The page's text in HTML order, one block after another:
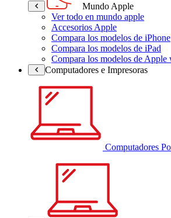
Mundo Apple
Ver todo en mundo apple
Accesorios Apple
Compara los modelos de iPhone
Compara los modelos de iPad
Compara los modelos de Apple
Computadores e Impresoras
Computadores